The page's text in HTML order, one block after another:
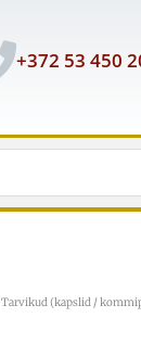
+372 53 450
Tarvikud (kapslid /